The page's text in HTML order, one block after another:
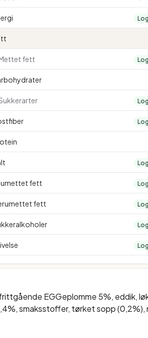
fett
fett
fett
EGGeplomme 5%, eddik,
smaksstoffer, tørket sopp